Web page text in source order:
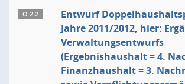
Ö 2.2
Entwurf
Jahre 2011/2012, hier:
Verwaltungsentwurfs
(Ergebnishaushalt = 4.
Finanzhaushalt = 3.